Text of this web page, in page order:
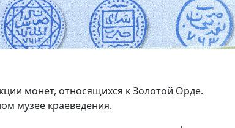
монет, относящихся к Золотой Орде.
музее краеведения.